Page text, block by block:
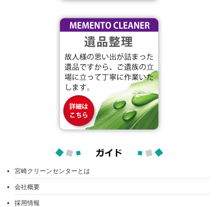
宮崎クリーンセンターとは
会社概要
採用情報